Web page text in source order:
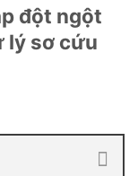
đột ngột
lý sơ cứu